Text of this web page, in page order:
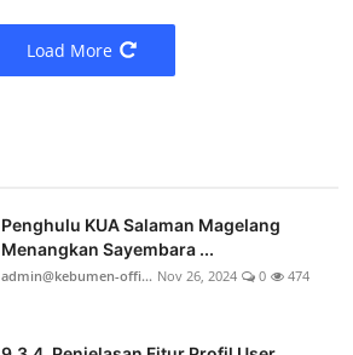
Load More
Penghulu KUA Salaman Magelang
Menangkan Sayembara ...
admin@kebumen-offi... Nov 26, 2024 0 474